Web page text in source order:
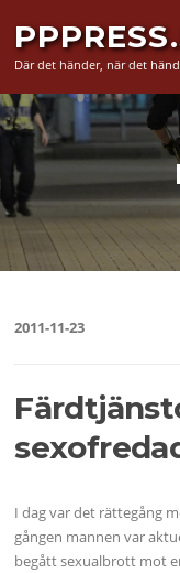
innehåll
Där det händer, när det
2011-11-23
I dag var det rättegång
gången mannen var
begått sexualbrott mot